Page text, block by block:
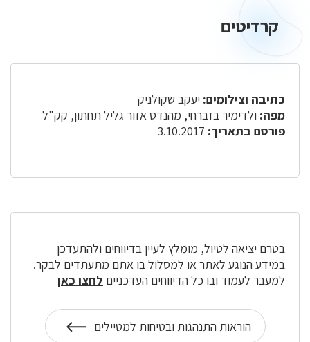
קרדיטים
כתיבה וצילומים: יעקב שקולניק
מפה: ולדימיר בזברחי, מהנדס אזור גליל תחתון, קק"ל
פורסם בתאריך:
בטרם יציאה לטיול, מומלץ לעיין בדיווחים ולהתעדכן
במידע הנוגע לאתר או למסלול בו אתם מתעתדים לבקר.
למעבר לעמוד ובו כל הדיווחים העדכניים לחצו כאן
הוראות התנהגות ובטיחות למטיילים
על